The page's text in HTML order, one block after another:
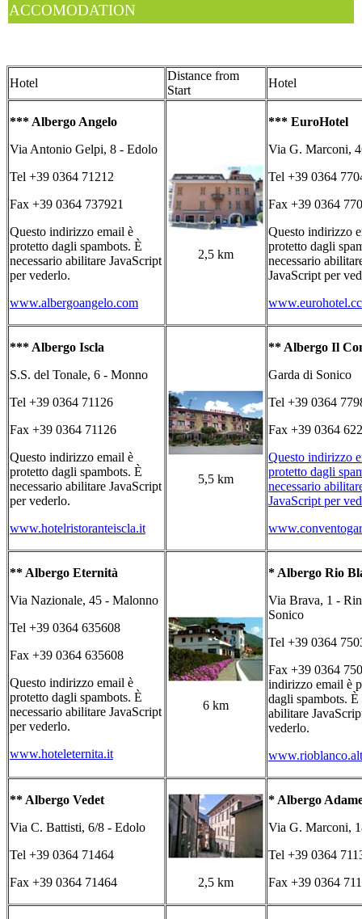
ACCOMODATION
Hotel
Distance from
Start
Hotel
*** Albergo Angelo
Via Antonio Gelpi, 8 - Edolo
Tel +39 0364 71212
Fax +39 0364 737921
Questo indirizzo email è
protetto dagli spambots. È
necessario abilitare JavaScript
per vederlo.
www.albergoangelo.com
2,5 km
*** EuroHotel
Via G. Marconi,
Tel +39 0364
Fax +39 0364
Questo indirizzo
protetto dagli
necessario
JavaScript per
www.eurohotel.cc
*** Albergo Iscla
S.S. del Tonale, 6 - Monno
Tel +39 0364 71126
Fax +39 0364 71126
Questo indirizzo email è
protetto dagli spambots. È
necessario abilitare JavaScript
per vederlo.
www.hotelristoranteiscla.it
5,5 km
** Albergo Il
Garda di Sonico
Tel +39 0364
Fax +39 0364
Questo indirizzo
protetto dagli
necessario
JavaScript per
** Albergo Eternità
Via Nazionale, 45 - Malonno
Tel +39 0364 635608
Fax +39 0364 635608
Questo indirizzo email è
protetto dagli spambots. È
necessario abilitare JavaScript
per vederlo.
www.hoteleternita.it
6 km
* Albergo Rio
Via Brava, 1 -
Sonico
Tel +39 0364
Fax +39 0364
indirizzo email è
dagli spambots. È
abilitare
vederlo.
** Albergo Vedet
Via C. Battisti, 6/8 - Edolo
Tel +39 0364 71464
Fax +39 0364 71464
2,5 km
* Albergo
Via G. Marconi,
Tel +39 0364
Fax +39 0364